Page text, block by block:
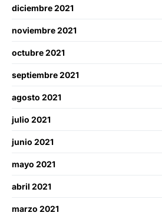
diciembre 2021
noviembre 2021
octubre 2021
septiembre 2021
agosto 2021
julio 2021
junio 2021
mayo 2021
abril 2021
marzo 2021